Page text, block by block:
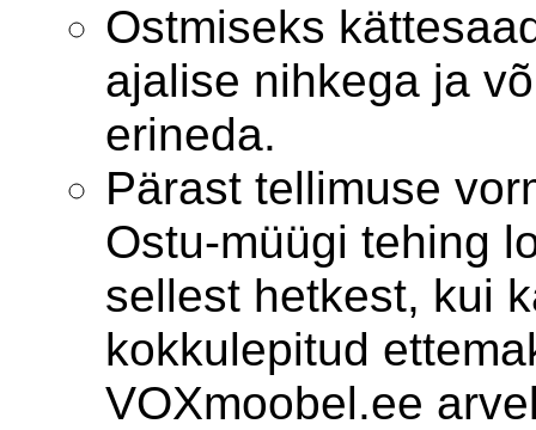
Ostmiseks
ajalise nihkega ja
erineda.
Pärast tellimuse
Ostu-müügi tehing
sellest hetkest, kui
kokkulepitud
VOXmoobel.ee